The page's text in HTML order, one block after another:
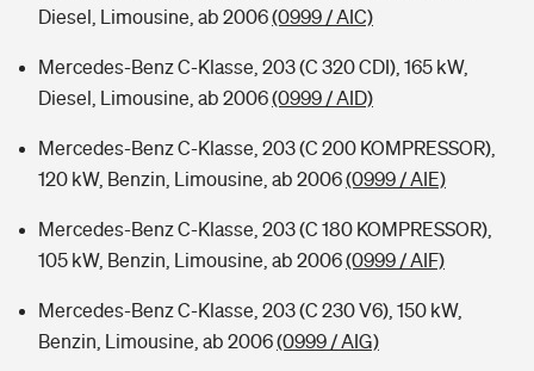
Diesel, Limousine, ab 2006(0999 / AIC)
Mercedes-Benz C-Klasse, 203 (C 320 CDI), 165 kW,
Diesel, Limousine, ab 2006(0999 / AID)
Mercedes-Benz C-Klasse, 203 (C 200 KOMPRESSOR),
120 kW, Benzin, Limousine, ab 2006(0999 / AIE)
Mercedes-Benz C-Klasse, 203 (C 180 KOMPRESSOR),
105 kW, Benzin, Limousine, ab 2006(0999 / AIF)
Mercedes-Benz C-Klasse, 203 (C 230 V6), 150 kW,
Benzin, Limousine, ab 2006(0999 / AIG)